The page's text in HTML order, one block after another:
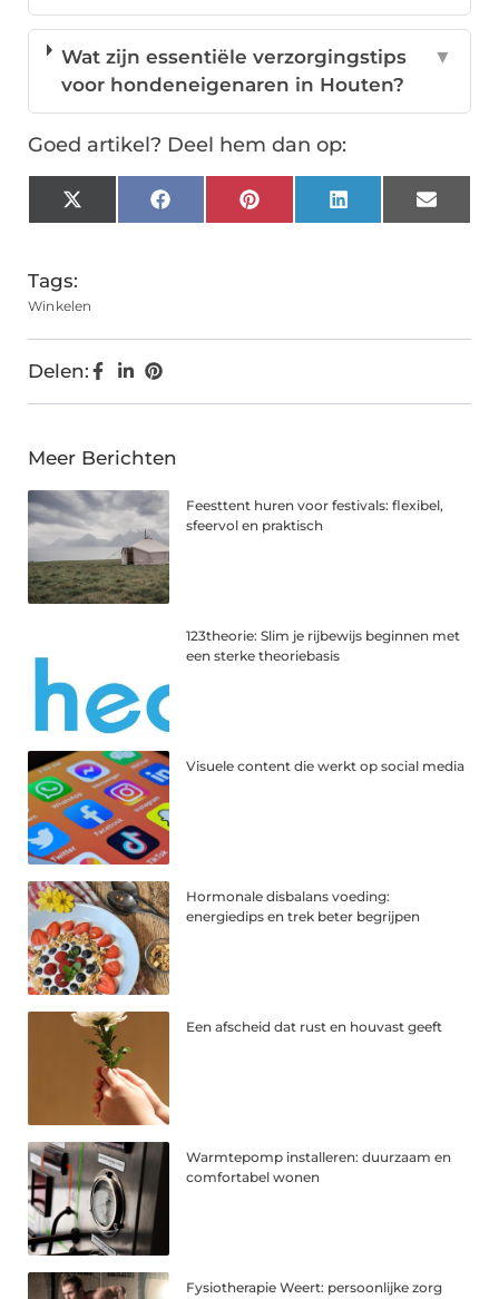
Wat zijn essentiële verzorgingstips
voor hondeneigenaren in Houten?
▼
Goed artikel? Deel hem dan op:
X
(Twitter)
FacebookPinterestLinkedInEmail
Tags:
Winkelen
Delen:
Meer Berichten
Feesttent huren voor festivals: flexibel,
sfeervol en praktisch
123theorie: Slim je rijbewijs beginnen met
een sterke theoriebasis
Visuele content die werkt op social media
Hormonale disbalans voeding:
energiedips en trek beter begrijpen
Een afscheid dat rust en houvast geeft
Warmtepomp installeren: duurzaam en
comfortabel wonen
Fysiotherapie Weert: persoonlijke zorg